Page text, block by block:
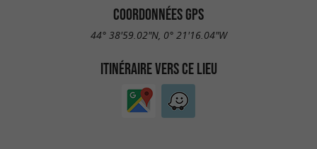
COORDONNÉES GPS
44° 38'59.02"N, 0° 21'16.04"W
ITINÉRAIRE VERS CE LIEU